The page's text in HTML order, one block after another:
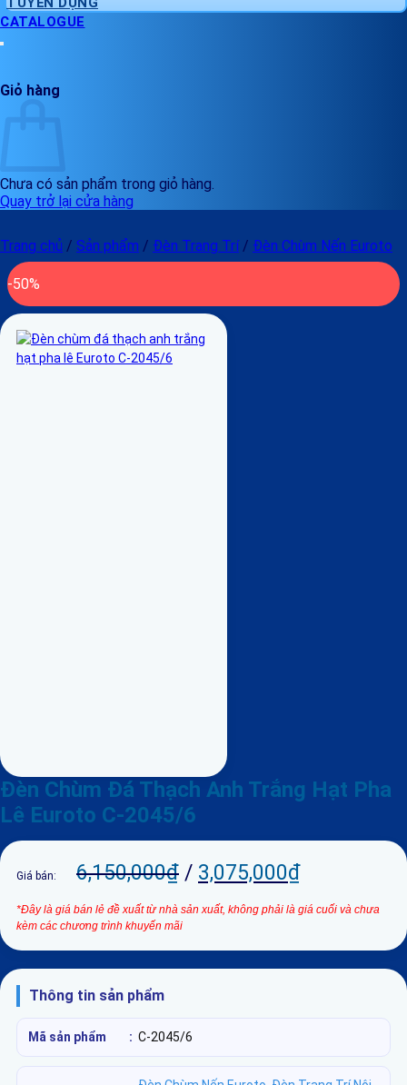
CATALOGUE
Giỏ hàng
Chưa có sản phẩm trong giỏ hàng.
Quay trở lại cửa hàng
Trang chủ / Sản phẩm / Đèn Trang Trí / Đèn Chùm Nến Euroto
-50%
Đèn Chùm Đá Thạch Anh Trắng Hạt Pha
Lê Euroto C-2045/6
Giá bán: 6,150,000₫ / 3,075,000₫
*Đây là giá bán lẻ đề xuất từ nhà sản xuất, không phải là giá cuối và chưa
kèm các chương trình khuyến mãi
Thông tin sản phẩm
Mã sản phẩm : C-2045/6